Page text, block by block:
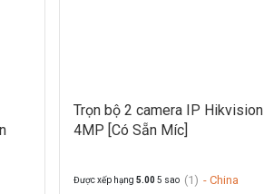
Trọn bộ 2 camera IP Hikvision
4MP [Có Sẵn Míc]
Được xếp hạng 5.005 sao (1) - China